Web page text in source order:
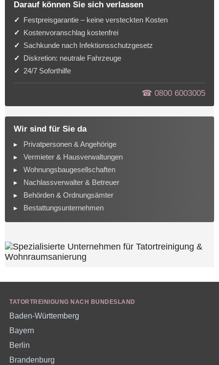
Darauf können Sie sich verlassen
Festpreisgarantie – keine versteckten Kosten
Kostenvoranschlag kostenfrei
Sachkunde nach Infektionsschutzgesetz
Diskretion: neutrale Fahrzeuge
24/7 Soforthilfe
☎︎ 0800 6003005
Wir sind für Sie da
Privatpersonen & Angehörige
Vermieter & Hausverwaltungen
Wohnungsbaugesellschaften
Nachlassverwalter & Betreuer
Behörden & Ordnungsämter
Bestattungsunternehmen
TATORTREINIGUNG NACH BUNDESLAND
Baden-Württemberg
Bayern
Berlin
Brandenburg